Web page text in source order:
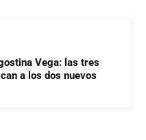
Vega: las tres
a los dos nuevos